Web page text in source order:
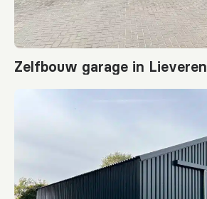
Zelfbouw garage in Lieveren